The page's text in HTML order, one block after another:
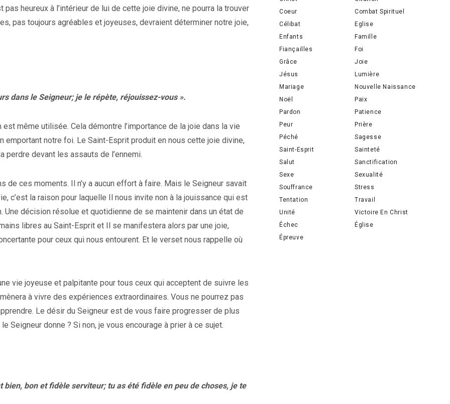
heureux à l’intérieur de lui de cette joie divine, ne pourra la trouver
pas toujours agréables et joyeuses, devraient déterminer notre joie,
dans le Seigneur; je le répète, réjouissez-vous ».
même utilisée. Cela démontre l’importance de la joie dans la vie
emportant notre foi. Le Saint-Esprit produit en nous cette joie divine,
perdre devant les assauts de l’ennemi.
ces moments. Il n’y a aucun effort à faire. Mais le Seigneur savait
c’est la raison pour laquelle Il nous invite non à la jouissance qui est
décision résolue et quotidienne de se maintenir dans un état de
libres au Saint-Esprit et Il se manifestera alors par une joie,
pour ceux qui nous entourent. Et le verset nous rappelle où
vie joyeuse et palpitante pour tous ceux qui acceptent de suivre les
à vivre des expériences extraordinaires. Vous ne pourrez pas
Le désir du Seigneur est de vous faire progresser de plus
Seigneur donne ? Si non, je vous encourage à prier à ce sujet.
bon et fidèle serviteur; tu as été fidèle en peu de choses, je te
Coeur
Combat Spirituel
Célibat
Eglise
Enfants
Famille
Fiançailles
Foi
Grâce
Joie
Jésus
Lumière
Mariage
Nouvelle Naissance
Noël
Paix
Pardon
Patience
Peur
Prière
Péché
Sagesse
Saint-Esprit
Sainteté
Salut
Sanctification
Sexe
Sexualité
Souffrance
Stress
Tentation
Travail
Unité
Victoire En Christ
Échec
Église
Épreuve